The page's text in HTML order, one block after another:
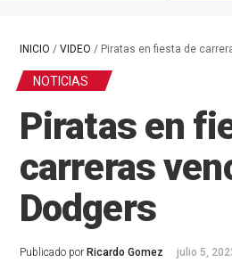
INICIO / VIDEO / Piratas en fiesta de
NOTICIAS
Piratas en
carreras
Dodgers
Publicado por Ricardo Gomez julio 5,